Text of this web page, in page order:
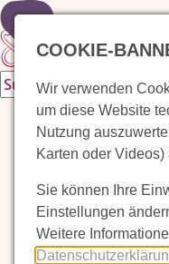
Arbeit im
COOKIE-
Wir verwenden
um diese Website
Nutzung
Karten oder
Sie können Ihre
Einstellungen
Weitere